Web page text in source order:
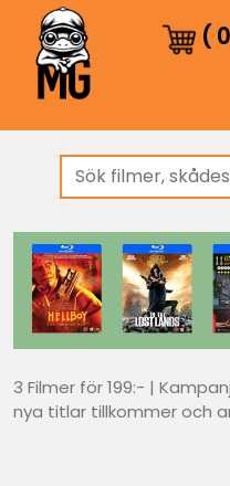
( 0
3 Filmer för 199:- |
nya titlar tillkommer och